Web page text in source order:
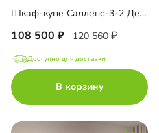
Шкаф-купе Салленс-3-2 Декор 1
108 500 120 560
Доступно для доставки
В корзину